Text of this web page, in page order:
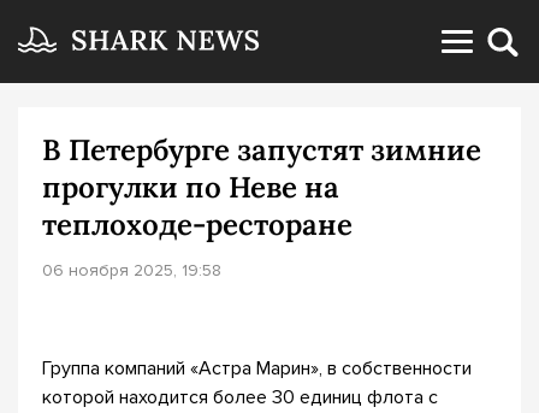
В Петербурге запустят зимние
прогулки по Неве на
теплоходе-ресторане
06 ноября 2025, 19:58
Группа компаний «Астра Марин», в собственности
которой находится более 30 единиц флота с